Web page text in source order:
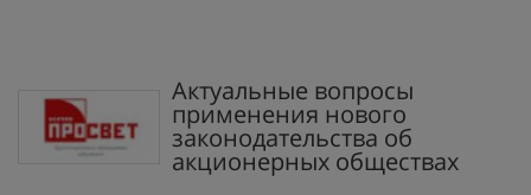
Актуальные вопросы
применения нового
законодательства об
акционерных обществах